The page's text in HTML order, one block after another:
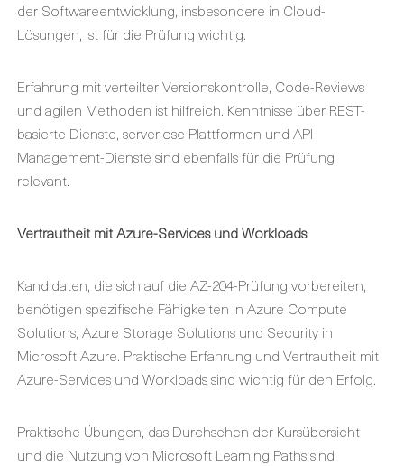
der Softwareentwicklung, insbesondere in Cloud-
Lösungen, ist für die Prüfung wichtig.
Erfahrung mit verteilter Versionskontrolle, Code-Reviews
und agilen Methoden ist hilfreich. Kenntnisse über REST-
basierte Dienste, serverlose Plattformen und API-
Management-Dienste sind ebenfalls für die Prüfung
relevant.
Vertrautheit mit Azure-Services und Workloads
Kandidaten, die sich auf die AZ-204-Prüfung vorbereiten,
benötigen spezifische Fähigkeiten in Azure Compute
Solutions, Azure Storage Solutions und Security in
Microsoft Azure. Praktische Erfahrung und Vertrautheit mit
Azure-Services und Workloads sind wichtig für den Erfolg.
Praktische Übungen, das Durchsehen der Kursübersicht
und die Nutzung von Microsoft Learning Paths sind